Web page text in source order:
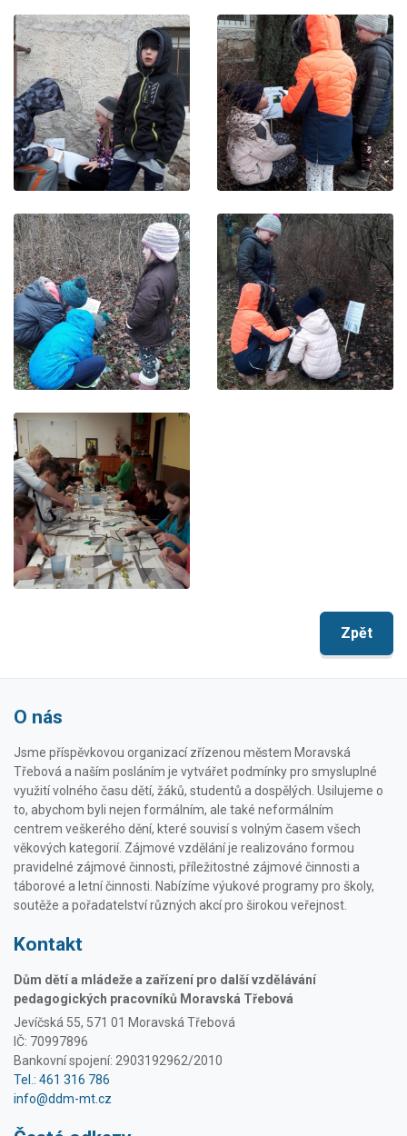
Zpět
O nás
Jsme příspěvkovou organizací zřízenou městem Moravská
Třebová a naším posláním je vytvářet podmínky pro smysluplné
využití volného času dětí, žáků, studentů a dospělých. Usilujeme o
to, abychom byli nejen formálním, ale také neformálním
centrem veškerého dění, které souvisí s volným časem všech
věkových kategorií. Zájmové vzdělání je realizováno formou
pravidelné zájmové činnosti, příležitostné zájmové činnosti a
táborové a letní činnosti. Nabízíme výukové programy pro školy,
soutěže a pořadatelství různých akcí pro širokou veřejnost.
Kontakt
Dům dětí a mládeže a zařízení pro další vzdělávání
pedagogických pracovníků Moravská Třebová
Jevíčská 55, 571 01 Moravská Třebová
IČ: 70997896
Bankovní spojení: 2903192962/2010
Tel.: 461 316 786
info@ddm-mt.cz